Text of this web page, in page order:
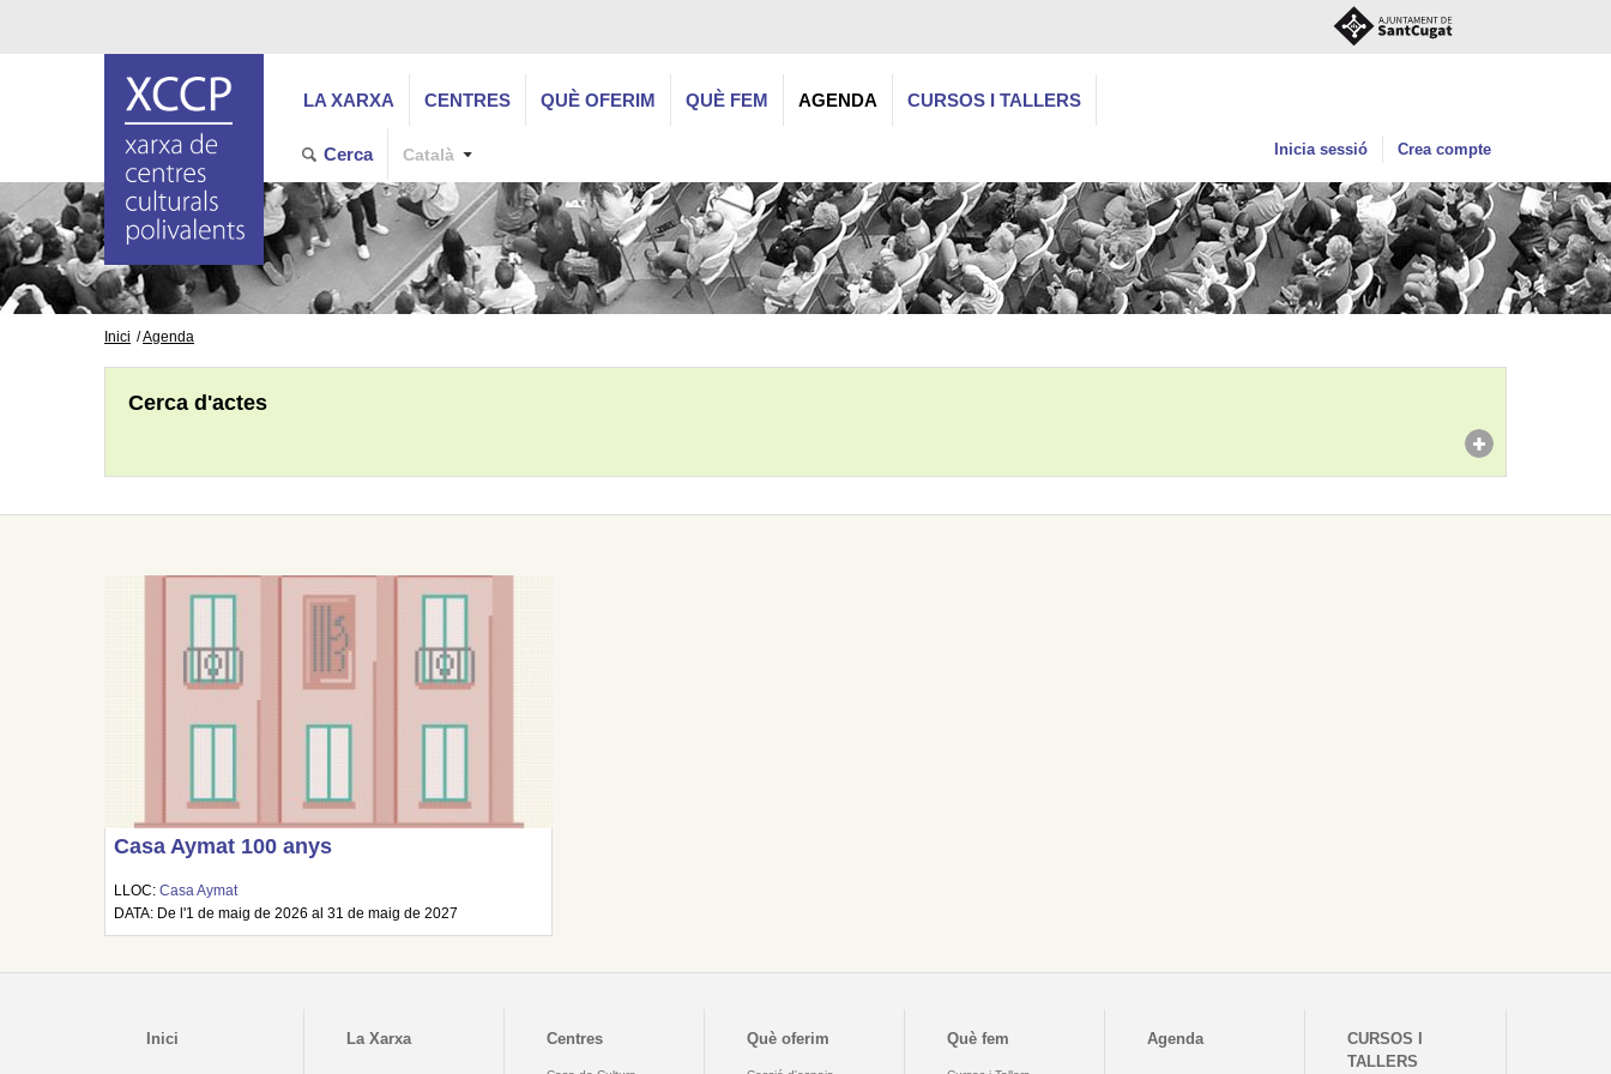
LA XARXA CENTRES QUÈ OFERIM QUÈ FEM AGENDA CURSOS I TALLERS
Cerca Català Inicia sessió Crea compte
Inici Agenda
Cerca d'actes
Casa Aymat 100 anys
LLOC:Casa Aymat
DATA: De l'1 de maig de 2026 al 31 de maig de 2027
Inici La Xarxa Centres Què oferim Què fem Agenda
CURSOS I
TALLERS